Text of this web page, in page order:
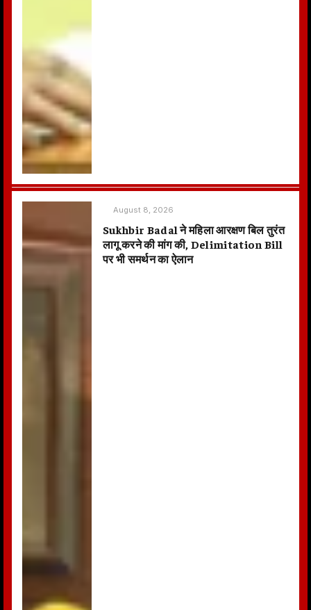
August 8, 2026
Sukhbir Badal ने महिला आरक्षण बिल तुरंत
लागू करने की मांग की, Delimitation Bill
पर भी समर्थन का ऐलान